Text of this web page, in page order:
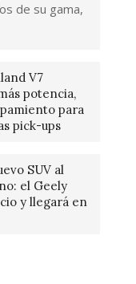
de su gama,
V7
potencia,
para
pick-ups
SUV al
el Geely
y llegará en